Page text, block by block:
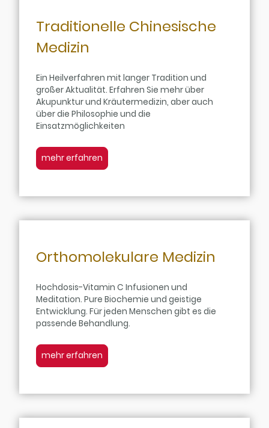
Traditionelle Chinesische
Medizin
Ein Heilverfahren mit langer Tradition und
großer Aktualität. Erfahren Sie mehr über
Akupunktur und Kräutermedizin, aber auch
über die Philosophie und die
Einsatzmöglichkeiten
mehr erfahren
Orthomolekulare Medizin
Hochdosis-Vitamin C Infusionen und
Meditation. Pure Biochemie und geistige
Entwicklung. Für jeden Menschen gibt es die
passende Behandlung.
mehr erfahren